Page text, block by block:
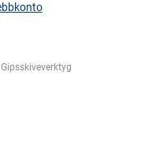
Current:
Gipsskiveverktyg